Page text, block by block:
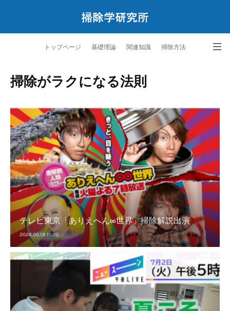
トップページ 基礎理論 関連知識 掃除方法
サービス 研究所案内
掃除がラクになる法則
テレビ東京「ありえへん∞世界」掃除解説出演
2026.05.19 11:20